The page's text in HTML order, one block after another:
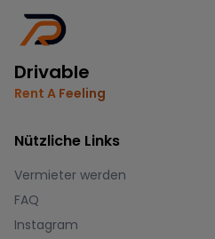
Drivable
Rent A Feeling
Nützliche Links
Vermieter werden
FAQ
Instagram